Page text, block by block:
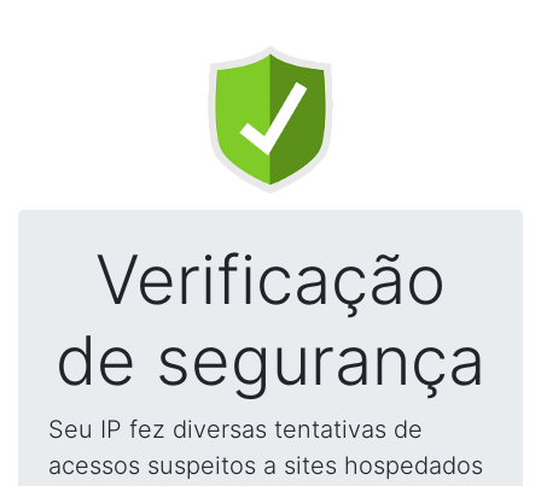
Verificação
de segurança
Seu IP fez diversas tentativas de
acessos suspeitos a sites hospedados